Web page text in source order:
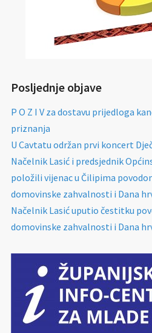
Posljednje objave
P O Z I V za dostavu prijedloga
priznanja
U Cavtatu održan prvi koncert
Načelnik Lasić i predsjednik
položili vijenac u Čilipima
domovinske zahvalnosti i Dana
Načelnik Lasić uputio čestitku
domovinske zahvalnosti i Dana